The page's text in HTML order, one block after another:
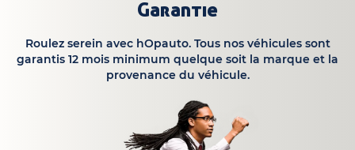
Garantie
Roulez serein avec hOpauto. Tous nos véhicules sont
garantis 12 mois minimum quelque soit la marque et la
provenance du véhicule.